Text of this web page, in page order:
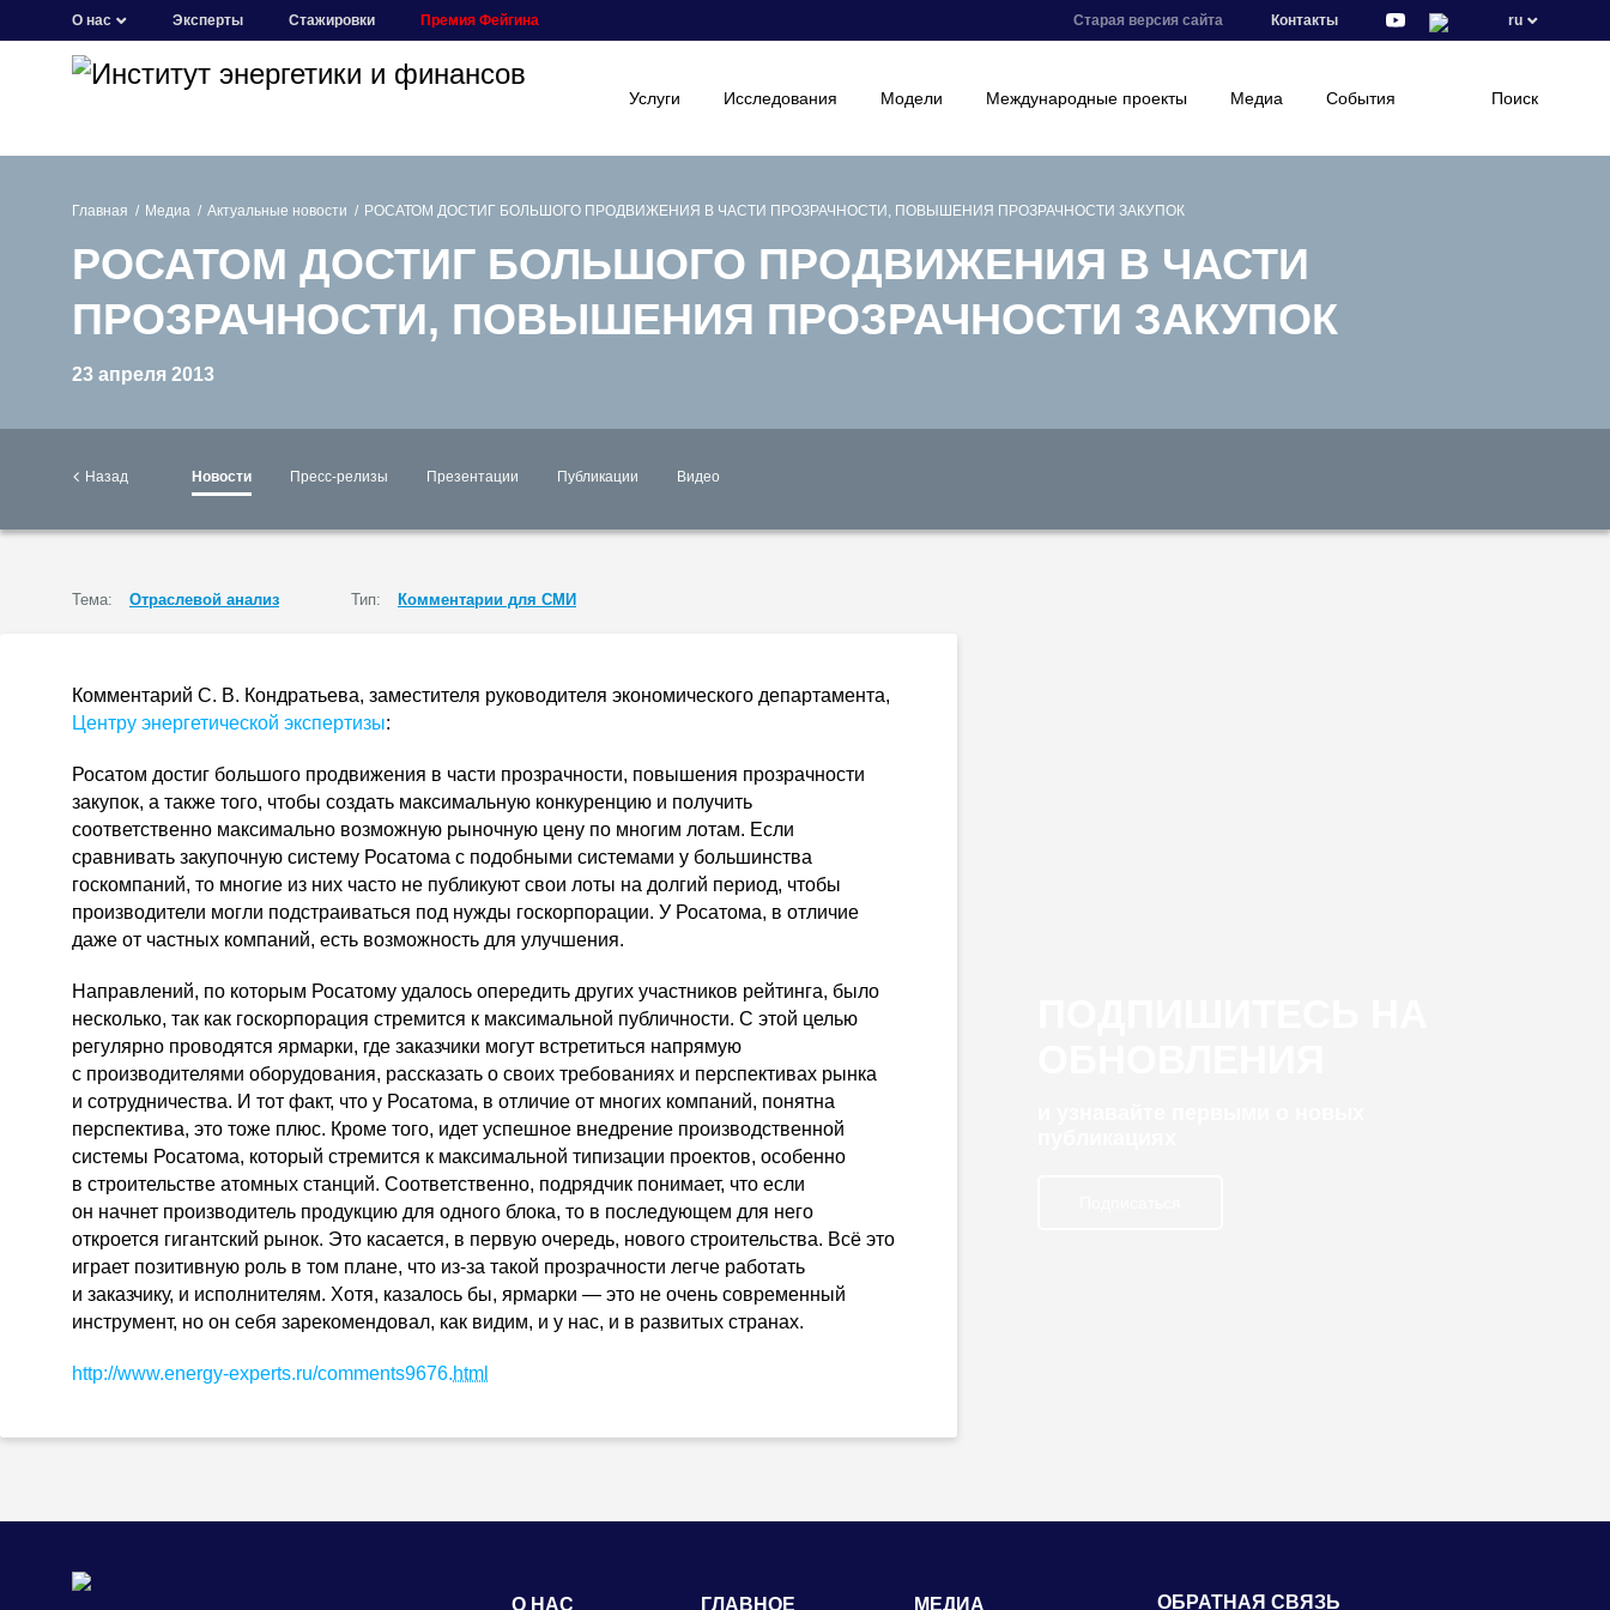
О нас Эксперты Стажировки Премия Фейгина Старая версия сайта Контакты ru
Услуги Исследования Модели Международные проекты Медиа События Поиск
Главная Медиа Актуальные новости РОСАТОМ ДОСТИГ БОЛЬШОГО ПРОДВИЖЕНИЯ В ЧАСТИ ПРОЗРАЧНОСТИ, ПОВЫШЕНИЯ ПРОЗРАЧНОСТИ ЗАКУПОК
РОСАТОМ ДОСТИГ БОЛЬШОГО ПРОДВИЖЕНИЯ В ЧАСТИ
ПРОЗРАЧНОСТИ, ПОВЫШЕНИЯ ПРОЗРАЧНОСТИ ЗАКУПОК
23 апреля 2013
Назад Новости Пресс-релизы Презентации Публикации Видео
Тема: Отраслевой анализ Тип: Комментарии для СМИ
Комментарий С. В. Кондратьева, заместителя руководителя экономического департамента,
Центру энергетической экспертизы:
Росатом достиг большого продвижения в части прозрачности, повышения прозрачности
закупок, а также того, чтобы создать максимальную конкуренцию и получить
соответственно максимально возможную рыночную цену по многим лотам. Если
сравнивать закупочную систему Росатома с подобными системами у большинства
госкомпаний, то многие из них часто не публикуют свои лоты на долгий период, чтобы
производители могли подстраиваться под нужды госкорпорации. У Росатома, в отличие
даже от частных компаний, есть возможность для улучшения.
Направлений, по которым Росатому удалось опередить других участников рейтинга, было
несколько, так как госкорпорация стремится к максимальной публичности. С этой целью
регулярно проводятся ярмарки, где заказчики могут встретиться напрямую
с производителями оборудования, рассказать о своих требованиях и перспективах рынка
и сотрудничества. И тот факт, что у Росатома, в отличие от многих компаний, понятна
перспектива, это тоже плюс. Кроме того, идет успешное внедрение производственной
системы Росатома, который стремится к максимальной типизации проектов, особенно
в строительстве атомных станций. Соответственно, подрядчик понимает, что если
он начнет производитель продукцию для одного блока, то в последующем для него
откроется гигантский рынок. Это касается, в первую очередь, нового строительства. Всё это
играет позитивную роль в том плане, что из-за такой прозрачности легче работать
и заказчику, и исполнителям. Хотя, казалось бы, ярмарки — это не очень современный
инструмент, но он себя зарекомендовал, как видим, и у нас, и в развитых странах.
http://www.energy-experts.ru/comments9676.html
О НАС ГЛАВНОЕ МЕДИА ОБРАТНАЯ СВЯЗЬ